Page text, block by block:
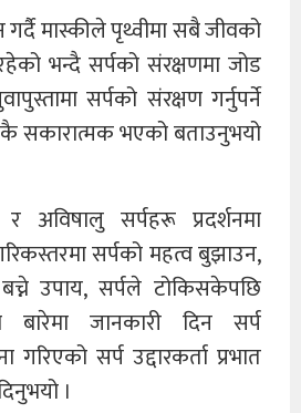
मास्कीले पृथ्वीमा सबै जीवको
भन्दै सर्पको संरक्षणमा जोड
सर्पको संरक्षण गर्नुपर्ने
सकारात्मक भएको बताउनुभयो
अविषालु सर्पहरू प्रदर्शनमा
सर्पको महत्व बुझाउन,
उपाय, सर्पले टोकिसकेपछि
बारेमा जानकारी दिन सर्प
सर्प उद्दारकर्ता प्रभात
।